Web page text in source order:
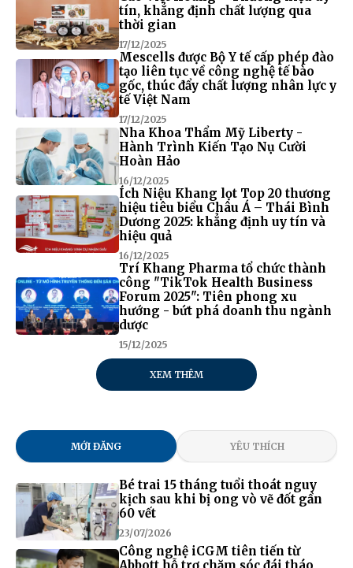
tín, khẳng định chất lượng qua
thời gian
17/12/2025
Mescells được Bộ Y tế cấp phép đào
tạo liên tục về công nghệ tế bào
gốc, thúc đẩy chất lượng nhân lực y
tế Việt Nam
17/12/2025
Nha Khoa Thẩm Mỹ Liberty -
Hành Trình Kiến Tạo Nụ Cười
Hoàn Hảo
16/12/2025
Ích Niệu Khang lọt Top 20 thương
hiệu tiêu biểu Châu Á – Thái Bình
Dương 2025: khẳng định uy tín và
hiệu quả
16/12/2025
Trí Khang Pharma tổ chức thành
công "TikTok Health Business
Forum 2025": Tiên phong xu
hướng - bứt phá doanh thu ngành
dược
15/12/2025
XEM THÊM
MỚI ĐĂNG YÊU THÍCH
Bé trai 15 tháng tuổi thoát nguy
kịch sau khi bị ong vò vẽ đốt gần
60 vết
23/07/2026
Công nghệ iCGM tiên tiến từ